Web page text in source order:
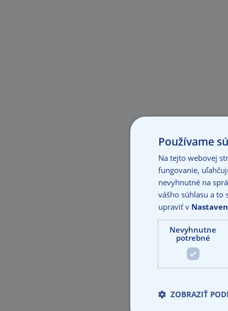
Používame
Na tejto webovej
fungovanie,
nevyhnutné na
vášho súhlasu a to
upraviť v
Nevyhnutne
potrebné
ZOBRAZIŤ